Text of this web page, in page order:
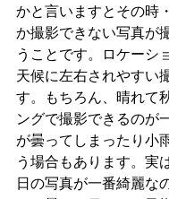
かと言いますとその時
か撮影できない写真が
うことです。ロケーシ
天候に左右されやすい
す。もちろん、晴れて
ングで撮影できるのが
が曇ってしまったり小
う場合もあります。実
日の写真が一番綺麗な